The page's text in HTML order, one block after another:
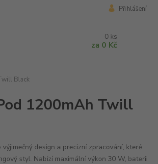
Přihlášení
0 ks
za 0 Kč
Black
1200mAh Twill
výjimečný design a precizní zpracování, které
styl. Nabízí maximální výkon 30 W, baterii